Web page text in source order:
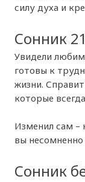
силу духа и
Сонник
Увидели
готовы к
жизни.
которые
Изменил сам –
вы несомненно
Сонник